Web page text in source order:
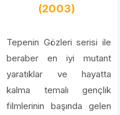
(2003)
Tepenin Gözleri serisi ile
beraber en iyi mutant
yaratıklar ve hayatta
kalma temalı gençlik
filmlerinin başında gelen